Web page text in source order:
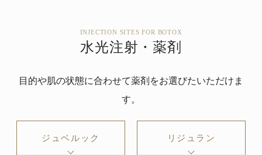
INJECTION SITES FOR BOTOX
水光注射・薬剤
目的や肌の状態に合わせて薬剤をお選びたいただけま
す。
ジュベルック リジュラン